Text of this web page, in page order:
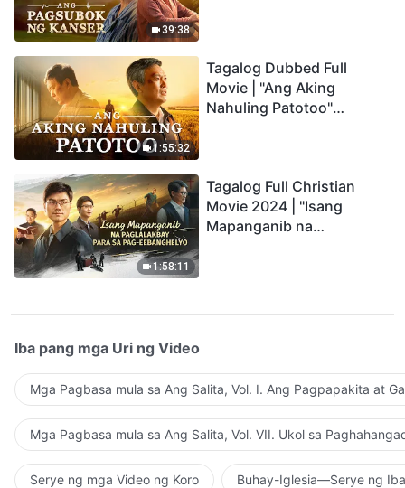
39:38
1:55:32
Tagalog Dubbed Full
Movie | "Ang Aking
Nahuling Patotoo"
1:58:11
Tagalog Full Christian
Movie 2024 | "Isang
Mapanganib na
Iba pang mga Uri ng Video
Mga Pagbasa mula sa Ang Salita, Vol. I. Ang Pagpapakita at
Mga Pagbasa mula sa Ang Salita, Vol. VII. Ukol sa
Serye ng mga Video ng Koro Buhay-Iglesia—Serye ng